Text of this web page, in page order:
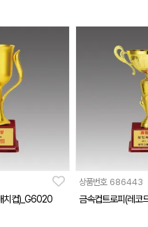
치컵)_G6020
상품번호 686443
금속컵트로피(레코